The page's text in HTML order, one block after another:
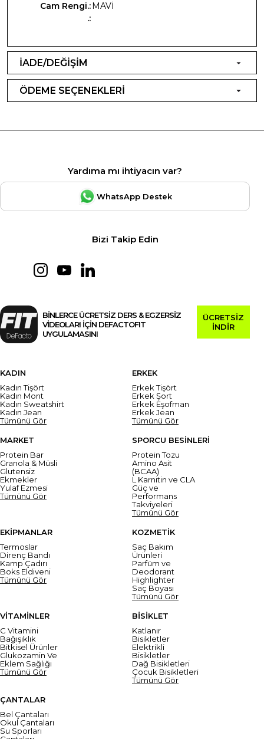
Cam Rengi.:MAVİ
.:
İADE/DEĞİŞİM
ÖDEME SEÇENEKLERİ
Yardıma mı ihtiyacın var?
WhatsApp Destek
Bizi Takip Edin
BİNLERCE ÜCRETSİZ DERS & EGZERSİZ
VİDEOLARI İÇİN DEFACTOFIT
UYGULAMASINI
ÜCRETSİZ
İNDİR
KADIN
Kadın Tişört
Kadın Mont
Kadın Sweatshirt
Kadın Jean
Tümünü Gör
ERKEK
Erkek Tişört
Erkek Şort
Erkek Eşofman
Erkek Jean
Tümünü Gör
MARKET
Protein Bar
Granola & Müsli
Glutensiz
Ekmekler
Yulaf Ezmesi
Tümünü Gör
SPORCU BESİNLERİ
Protein Tozu
Amino Asit
(BCAA)
L Karnitin ve CLA
Güç ve
Performans
Takviyeleri
Tümünü Gör
EKİPMANLAR
Termoslar
Direnç Bandı
Kamp Çadırı
Boks Eldiveni
Tümünü Gör
KOZMETİK
Saç Bakım
Ürünleri
Parfüm ve
Deodorant
Highlighter
Saç Boyası
Tümünü Gör
VİTAMİNLER
C Vitamini
Bağışıklık
Bitkisel Ürünler
Glukozamin Ve
Eklem Sağlığı
Tümünü Gör
BİSİKLET
Katlanır
Bisikletler
Elektrikli
Bisikletler
Dağ Bisikletleri
Çocuk Bisikletleri
Tümünü Gör
ÇANTALAR
Bel Çantaları
Okul Çantaları
Su Sporları